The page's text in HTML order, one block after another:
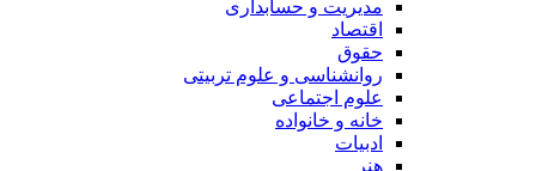
مدیریت و حسابداری
اقتصاد
حقوق
روانشناسی و علوم تربیتی
علوم اجتماعی
خانه و خانواده
ادبیات
هنر